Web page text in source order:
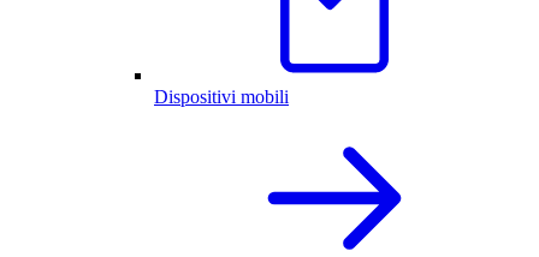
Dispositivi mobili